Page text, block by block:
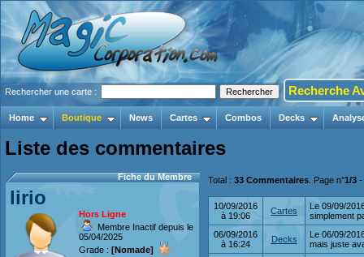
Rechercher une carte : Recherche
Home Boutique News Cartes Combos Decks
Liste des commentaires
Fiche du Membre
lirio
Hors Ligne
Membre Inactif depuis le
05/04/2025
Grade : [Nomade]
Total : 33 Commentaires . Page n°1/3 -
10/09/2016
à 19:06
Cartes
Le 09/09/
simplement
06/09/2016
à 16:24
Decks
Le 06/09/
mais juste